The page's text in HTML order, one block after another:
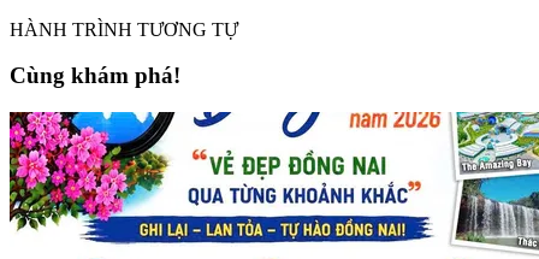
HÀNH TRÌNH TƯƠNG TỰ
Cùng khám phá!